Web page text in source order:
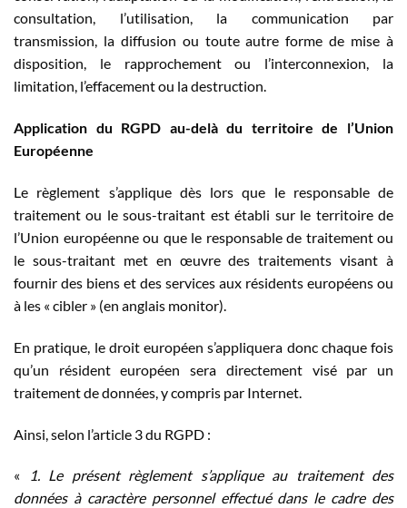
consultation, l’utilisation, la communication par
transmission, la diffusion ou toute autre forme de mise à
disposition, le rapprochement ou l’interconnexion, la
limitation, l’effacement ou la destruction.
Application du RGPD au-delà du territoire de l’Union
Européenne
Le règlement s’applique dès lors que le responsable de
traitement ou le sous-traitant est établi sur le territoire de
l’Union européenne ou que le responsable de traitement ou
le sous-traitant met en œuvre des traitements visant à
fournir des biens et des services aux résidents européens ou
à les « cibler » (en anglais monitor).
En pratique, le droit européen s’appliquera donc chaque fois
qu’un résident européen sera directement visé par un
traitement de données, y compris par Internet.
Ainsi, selon l’article 3 du RGPD :
«
1. Le présent règlement s’applique au traitement des
données à caractère personnel effectué dans le cadre des